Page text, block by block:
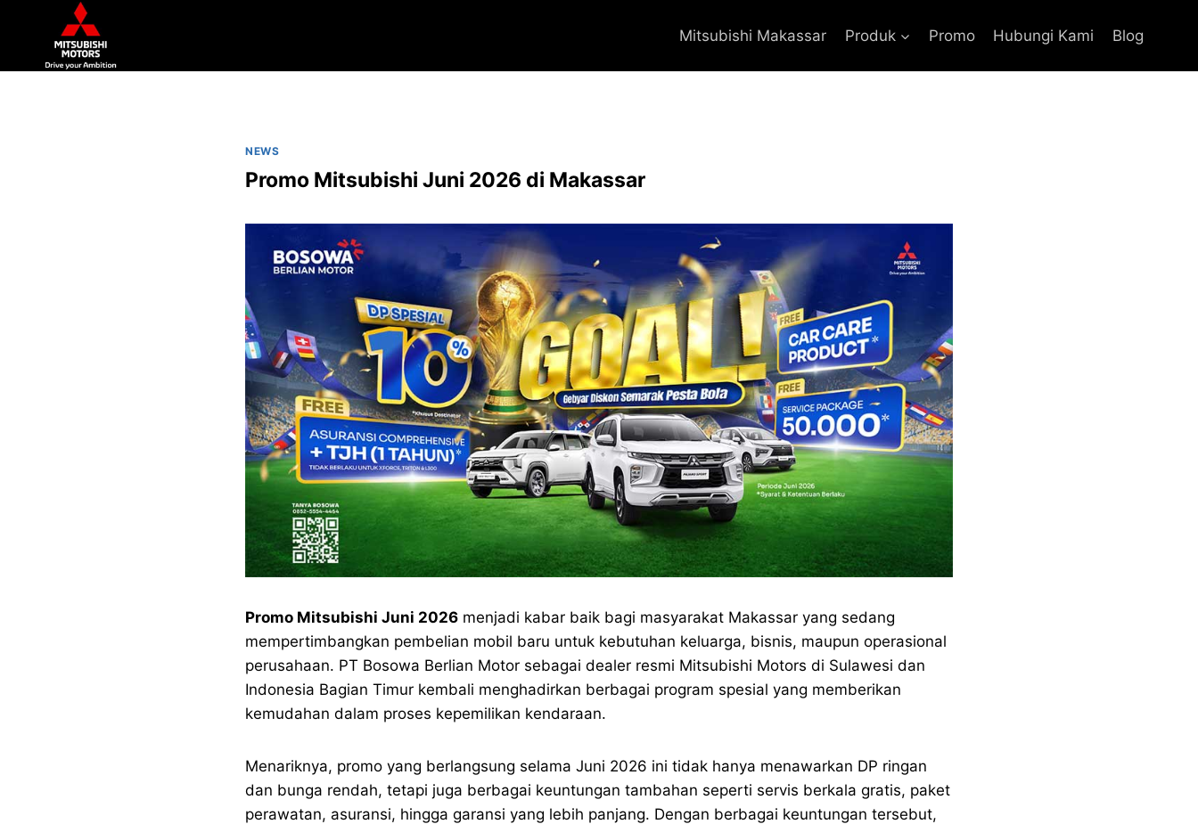
Mitsubishi Makassar Produk Promo Hubungi Kami Blog
NEWS
Promo Mitsubishi Juni 2026 di Makassar
Promo Mitsubishi Juni 2026 menjadi kabar baik bagi masyarakat Makassar yang sedang
mempertimbangkan pembelian mobil baru untuk kebutuhan keluarga, bisnis, maupun operasional
perusahaan. PT Bosowa Berlian Motor sebagai dealer resmi Mitsubishi Motors di Sulawesi dan
Indonesia Bagian Timur kembali menghadirkan berbagai program spesial yang memberikan
kemudahan dalam proses kepemilikan kendaraan.
Menariknya, promo yang berlangsung selama Juni 2026 ini tidak hanya menawarkan DP ringan
dan bunga rendah, tetapi juga berbagai keuntungan tambahan seperti servis berkala gratis, paket
perawatan, asuransi, hingga garansi yang lebih panjang. Dengan berbagai keuntungan tersebut,